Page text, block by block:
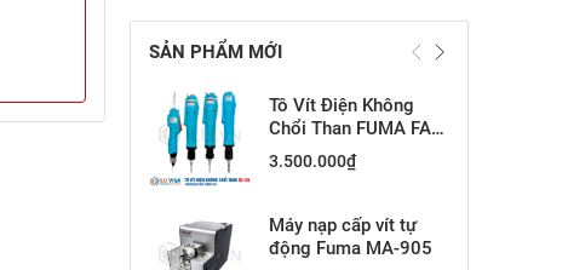
SẢN PHẨM MỚI
Tô Vít Điện Không
Chổi Than FUMA FA-
15L
3.500.000₫
Máy nạp cấp vít tự
động Fuma MA-905